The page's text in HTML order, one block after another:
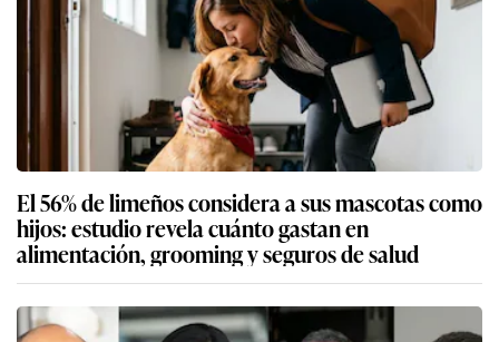
El 56% de limeños considera a sus mascotas como
hijos: estudio revela cuánto gastan en
alimentación, grooming y seguros de salud